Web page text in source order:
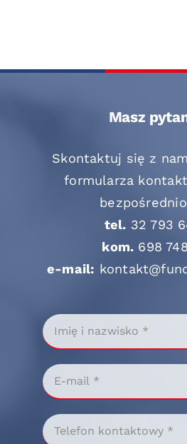
Masz
Skontaktuj się z
formularza
tel. 32 793
kom. 698
e-mail: